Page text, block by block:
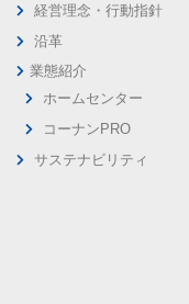
経営理念・行動指針
沿革
業態紹介
ホームセンター
コーナンPRO
サステナビリティ